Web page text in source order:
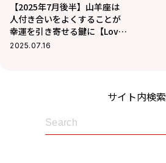
【2025年7月後半】山羊座は
人付き合いをよくすることが
幸運を引き寄せる鍵に【Love
Me Doのポジティブ星占い】
2025.07.16
サイト内検索